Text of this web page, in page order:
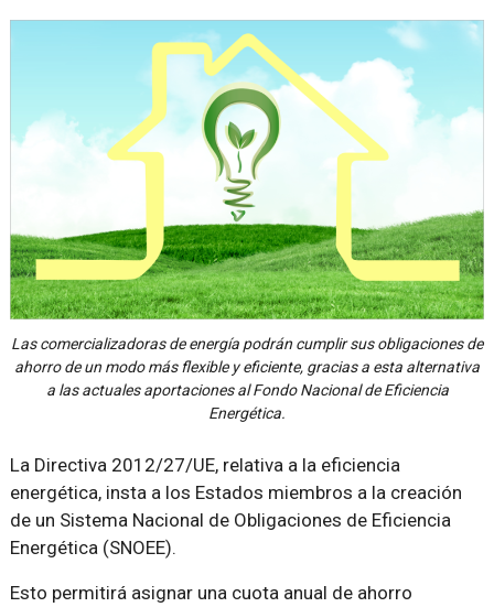
Las comercializadoras de energía podrán cumplir sus obligaciones de
ahorro de un modo más flexible y eficiente, gracias a esta alternativa
a las actuales aportaciones al Fondo Nacional de Eficiencia
Energética.
La Directiva 2012/27/UE, relativa a la eficiencia
energética, insta a los Estados miembros a la creación
de un Sistema Nacional de Obligaciones de Eficiencia
Energética (SNOEE).
Esto permitirá asignar una cuota anual de ahorro